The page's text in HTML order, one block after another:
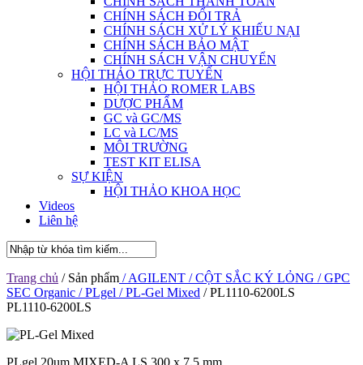
CHÍNH SÁCH ĐỔI TRẢ
CHÍNH SÁCH XỬ LÝ KHIẾU NẠI
CHÍNH SÁCH BẢO MẬT
CHÍNH SÁCH VẬN CHUYỂN
HỘI THẢO TRỰC TUYẾN
HỘI THẢO ROMER LABS
DƯỢC PHẨM
GC và GC/MS
LC và LC/MS
MÔI TRƯỜNG
TEST KIT ELISA
SỰ KIỆN
HỘI THẢO KHOA HỌC
Videos
Liên hệ
Trang chủ / Sản phẩm / AGILENT / CỘT SẮC KÝ LỎNG / GPC
SEC Organic / PLgel / PL-Gel Mixed / PL1110-6200LS
PL1110-6200LS
PLgel 20um MIXED-A LS 300 x 7.5 mm